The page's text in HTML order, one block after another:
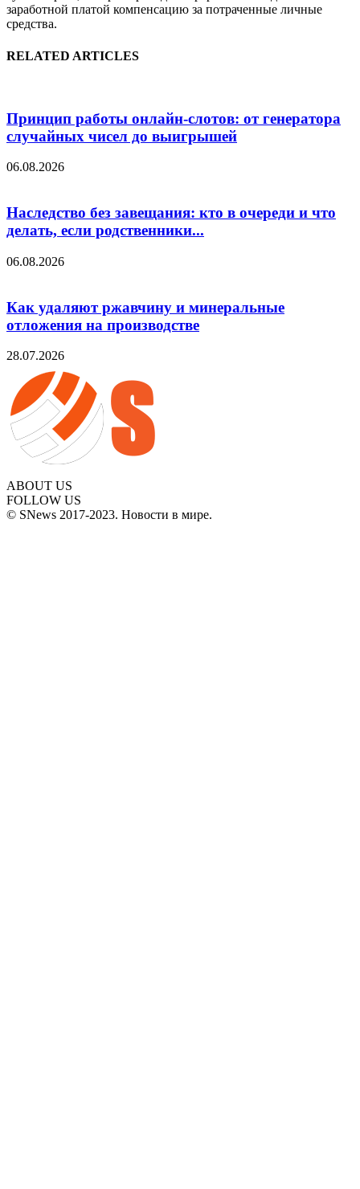
заработной платой компенсацию за потраченные личные
средства.
RELATED ARTICLES
Принцип работы онлайн-слотов: от генератора
случайных чисел до выигрышей
06.08.2026
Наследство без завещания: кто в очереди и что
делать, если родственники...
06.08.2026
Как удаляют ржавчину и минеральные
отложения на производстве
28.07.2026
ABOUT US
FOLLOW US
© SNews 2017-2023. Новости в мире.